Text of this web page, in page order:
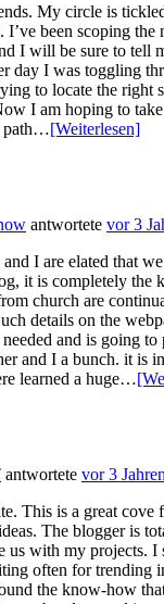
My circle is
I’ve been scoping
I will be sure to tell
day I was toggling
to locate the right
I am hoping to
path…[Weiterlesen]
antwortete vor 3
I are elated that
it is completely the
church are
details on the
and is going to
and I a bunch. it is
learned a huge…
antwortete vor 3
This is a great cove
The blogger is
us with my projects. I
often for trending
the know-how